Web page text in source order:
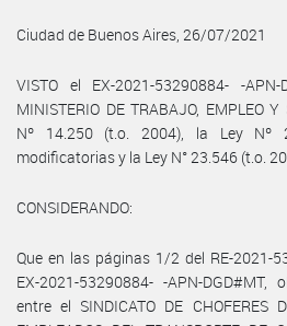
Ciudad de Buenos Aires, 26/07/2021
VISTO el EX-2021-53290884- -
MINISTERIO DE TRABAJO, EMPLEO
Nº 14.250 (t.o. 2004), la Ley Nº
modificatorias y la Ley N° 23.546 (t.o.
CONSIDERANDO:
Que en las páginas 1/2 del RE-2021-
EX-2021-53290884- -APN-
entre el SINDICATO DE CHOFERES